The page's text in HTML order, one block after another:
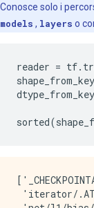
Conosce solo i
models , layers o
reader = tf.
shape_from_key
dtype_from_key
sorted(
'iterator/